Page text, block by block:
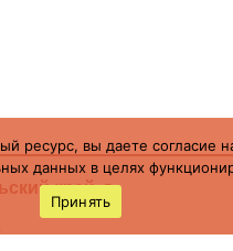
край, г.
ресурс, вы даете согласие
данных в целях
Принять